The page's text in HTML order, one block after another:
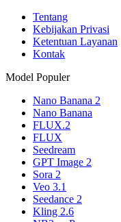
Tentang
Kebijakan Privasi
Ketentuan Layanan
Kontak
Model Populer
Nano Banana 2
Nano Banana
FLUX.2
FLUX
Seedream
GPT Image 2
Sora 2
Veo 3.1
Seedance 2
Kling 2.6